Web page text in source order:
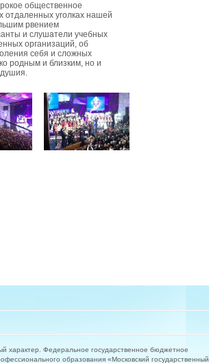
общественное
отдаленных уголках нашей
рвением
и слушатели учебных
организаций, об
себя и сложных
родным и близким, но и
характер. Федеральное государственное бюджетное
образования «Московский государственный